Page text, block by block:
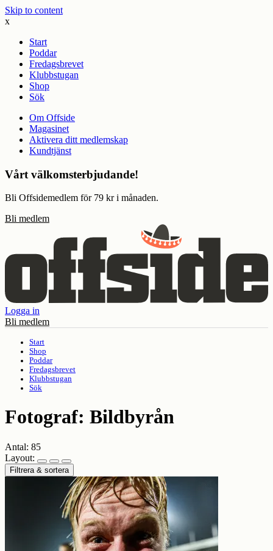
Skip to content
x
Start
Poddar
Fredagsbrevet
Klubbstugan
Shop
Sök
Om Offside
Magasinet
Aktivera ditt medlemskap
Kundtjänst
Vårt välkomsterbjudande!
Bli Offsidemedlem för 79 kr i månaden.
Bli medlem
Logga in
Bli medlem
Start
Shop
Poddar
Fredagsbrevet
Klubbstugan
Sök
Fotograf: Bildbyrån
Antal: 85
Layout:
Filtrera & sortera